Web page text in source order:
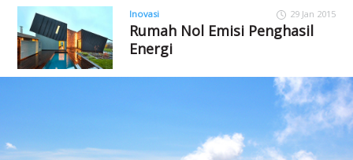
Inovasi 29 Jan 2015
Rumah Nol Emisi Penghasil
Energi